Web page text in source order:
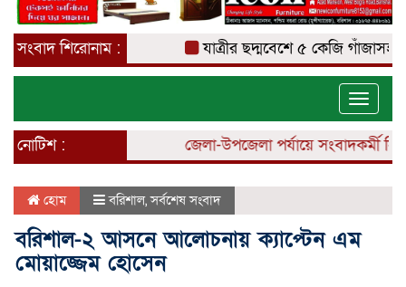
সংবাদ শিরোনাম : যাত্রীর ছদ্মবেশে ৫ কেজি গাঁজাসহ মাদক
Toggle
নোটিশ :
জেলা-উপজেলা পর্যায়ে সংবাদকর্মী নিয়োগ
হোম বরিশাল,সর্বশেষ সংবাদ
বরিশাল-২ আসনে আলোচনায় ক্যাপ্টেন এম
মোয়াজ্জেম হোসেন